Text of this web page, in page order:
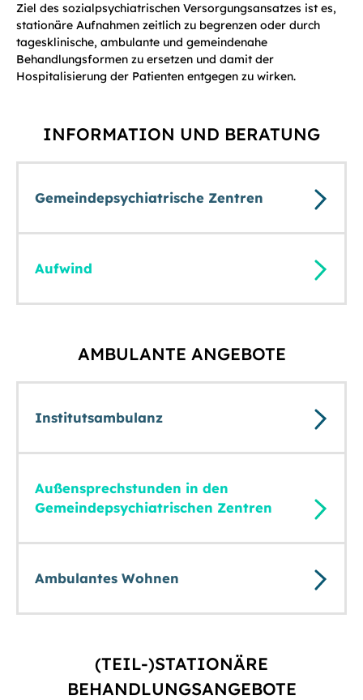
Ziel des sozialpsychiatrischen Versorgungsansatzes ist es,
stationäre Aufnahmen zeitlich zu begrenzen oder durch
tagesklinische, ambulante und gemeindenahe
Behandlungsformen zu ersetzen und damit der
Hospitalisierung der Patienten entgegen zu wirken.
INFORMATION UND BERATUNG
Gemeindepsychiatrische Zentren
Aufwind
AMBULANTE ANGEBOTE
Institutsambulanz
Außensprechstunden in den
Gemeindepsychiatrischen Zentren
Ambulantes Wohnen
(TEIL-)STATIONÄRE
BEHANDLUNGSANGEBOTE